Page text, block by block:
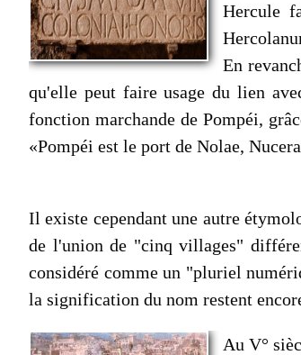
Hercule
En
qu'elle peut faire usage du lien
fonction marchande de Pompéi,
«Pompéi est le port de Nolae,
Il existe cependant une autre
de l'union de "cinq villages"
considéré comme un "pluriel
la signification du nom restent
Au V°